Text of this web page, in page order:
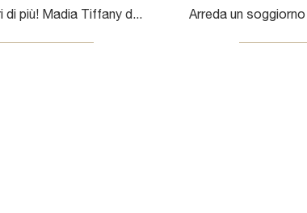
Clicca e scopri di più! Madia Tiffany di Cattelan Italia in materico: ti aspetta per arricchire le tue stanze moderne.